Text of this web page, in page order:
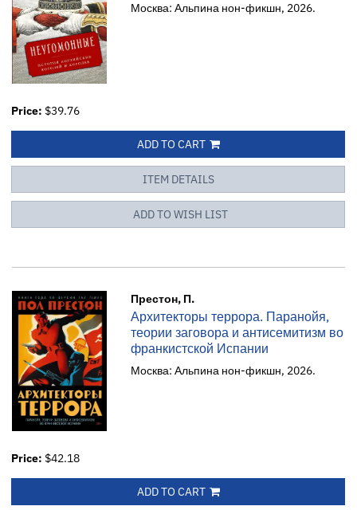
Москва: Альпина нон-фикшн, 2026.
Price: $39.76
ADD TO CART
ITEM DETAILS
ADD TO WISH LIST
Престон, П.
Архитекторы террора. Паранойя,
теории заговора и антисемитизм во
франкистской Испании
Москва: Альпина нон-фикшн, 2026.
Price: $42.18
ADD TO CART